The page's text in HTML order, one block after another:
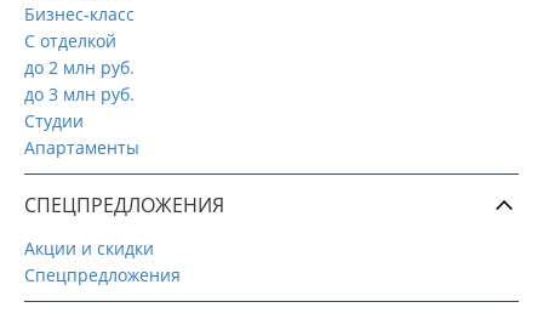
Бизнес-класс
С отделкой
до 2 млн руб.
до 3 млн руб.
Студии
Апартаменты
СПЕЦПРЕДЛОЖЕНИЯ
Акции и скидки
Спецпредложения